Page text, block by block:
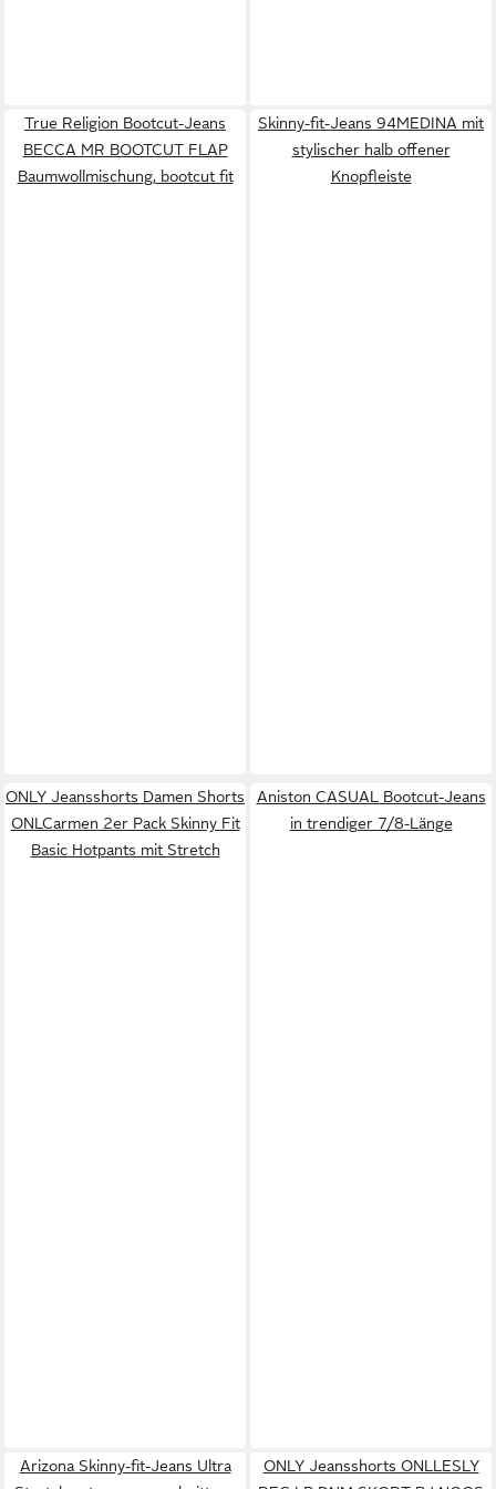
True Religion Bootcut-Jeans
BECCA MR BOOTCUT FLAP
Baumwollmischung, bootcut fit
Skinny-fit-Jeans 94MEDINA mit
stylischer halb offener
Knopfleiste
ONLY Jeansshorts Damen Shorts
ONLCarmen 2er Pack Skinny Fit
Basic Hotpants mit Stretch
Aniston CASUAL Bootcut-Jeans
in trendiger 7/8-Länge
Arizona Skinny-fit-Jeans Ultra
ONLY Jeansshorts ONLLESLY